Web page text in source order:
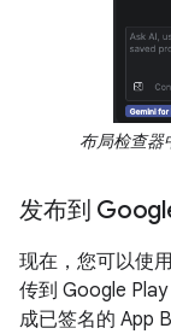
布局检查器
发布到
现在，您可以使
传到 Google
成已签名的 App